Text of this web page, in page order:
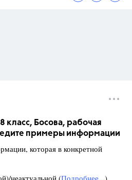
класс, Босова, рабочая
примеры информации
которая в конкретной
неактуальной (Подробнее...)